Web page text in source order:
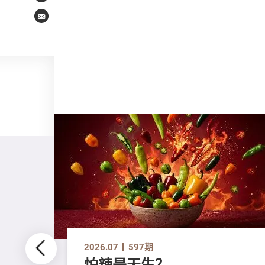
Email
2026.07 597期